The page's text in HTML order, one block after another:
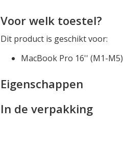
Voor welk toestel?
Dit product is geschikt voor:
MacBook Pro 16'' (M1-M5)
Eigenschappen
In de verpakking